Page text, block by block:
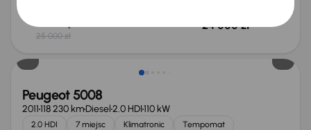
25 000 zł
24 000 zł
Peugeot 5008
2011118 230 kmDiesel2.0 HDI110 kW
2.0 HDI 7 miejsc Klimatronic
Tempomat